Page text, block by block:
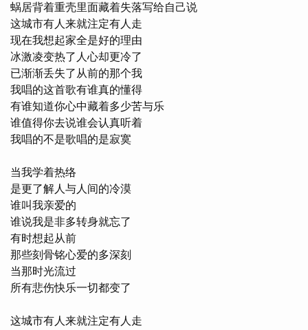
蜗居背着重壳里面藏着失落写给自己说
这城市有人来就注定有人走
现在我想起家全是好的理由
冰激凌变热了人心却更冷了
已渐渐丢失了从前的那个我
我唱的这首歌有谁真的懂得
有谁知道你心中藏着多少苦与乐
谁值得你去说谁会认真听着
我唱的不是歌唱的是寂寞
当我学着热络
是更了解人与人间的冷漠
谁叫我亲爱的
谁说我是非多转身就忘了
有时想起从前
那些刻骨铭心爱的多深刻
当那时光流过
所有悲伤快乐一切都变了
这城市有人来就注定有人走